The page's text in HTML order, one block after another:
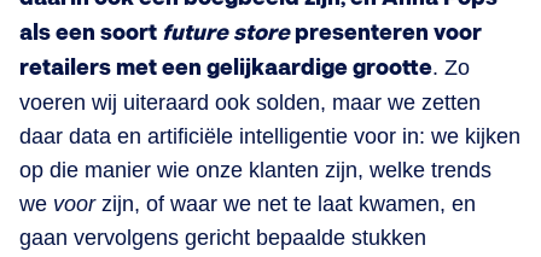
als een soort future storepresenteren voor
retailers met een gelijkaardige grootte. Zo
voeren wij uiteraard ook solden, maar we zetten
daar data en artificiële intelligentie voor in: we kijken
op die manier wie onze klanten zijn, welke trends
we voorzijn, of waar we net te laat kwamen, en
gaan vervolgens gericht bepaalde stukken